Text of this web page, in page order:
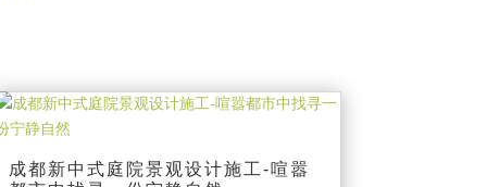
成都新中式庭院景观设计施工-喧嚣